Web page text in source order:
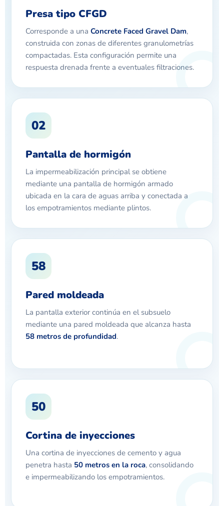
Presa tipo CFGD
Corresponde a una Concrete Faced Gravel Dam,
construida con zonas de diferentes granulometrías
compactadas. Esta configuración permite una
respuesta drenada frente a eventuales filtraciones.
02
Pantalla de hormigón
La impermeabilización principal se obtiene
mediante una pantalla de hormigón armado
ubicada en la cara de aguas arriba y conectada a
los empotramientos mediante plintos.
58
Pared moldeada
La pantalla exterior continúa en el subsuelo
mediante una pared moldeada que alcanza hasta
58 metros de profundidad.
50
Cortina de inyecciones
Una cortina de inyecciones de cemento y agua
penetra hasta 50 metros en la roca, consolidando
e impermeabilizando los empotramientos.